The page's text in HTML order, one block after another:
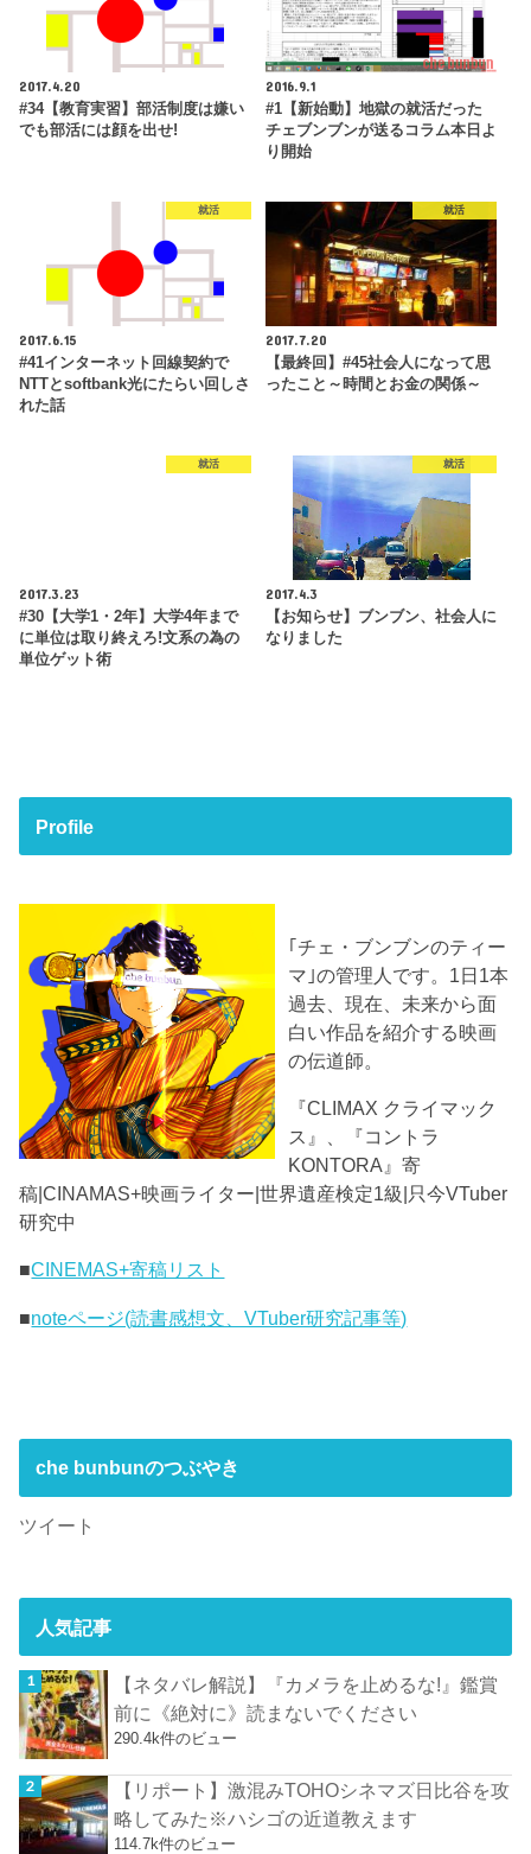
2017.4.20
#34【教育実習】部活制度は嫌い
でも部活には顔を出せ!
2016.9.1
#1【新始動】地獄の就活だった
チェブンブンが送るコラム本日よ
り開始
就活
2017.6.15
#41インターネット回線契約で
NTTとsoftbank光にたらい回しさ
れた話
就活
2017.7.20
【最終回】#45社会人になって思
ったこと～時間とお金の関係～
就活
2017.3.23
#30【大学1・2年】大学4年まで
に単位は取り終えろ!文系の為の
単位ゲット術
就活
2017.4.3
【お知らせ】ブンブン、社会人に
なりました
Profile
｢チェ・ブンブンのティー
マ｣の管理人です。1日1本
過去、現在、未来から面
白い作品を紹介する映画
の伝道師。
『CLIMAX クライマック
ス』、『コントラ
KONTORA』寄
稿|CINAMAS+映画ライター|世界遺産検定1級|只今VTuber
研究中
■CINEMAS+寄稿リスト
■noteページ(読書感想文、VTuber研究記事等)
che bunbunのつぶやき
ツイート
人気記事
【ネタバレ解説】『カメラを止めるな!』鑑賞
前に《絶対に》読まないでください
290.4k件のビュー
【リポート】激混みTOHOシネマズ日比谷を攻
略してみた※ハシゴの近道教えます
114.7k件のビュー